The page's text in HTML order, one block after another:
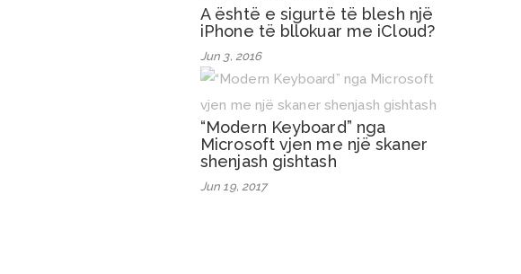
A është e sigurtë të blesh një
iPhone të bllokuar me iCloud?
Jun 3, 2016
“Modern Keyboard” nga
Microsoft vjen me një skaner
shenjash gishtash
Jun 19, 2017